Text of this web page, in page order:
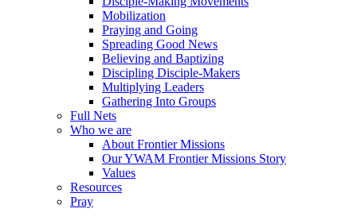
Mobilization
Praying and Going
Spreading Good News
Believing and Baptizing
Discipling Disciple-Makers
Multiplying Leaders
Gathering Into Groups
Full Nets
Who we are
About Frontier Missions
Our YWAM Frontier Missions Story
Values
Resources
Pray